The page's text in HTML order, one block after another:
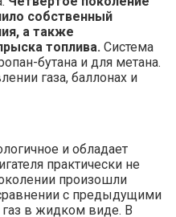
собственный
а также
топлива. Система
бутана и для метана.
газа, баллонах и
и обладает
практически не
произошли
с предыдущими
в жидком виде. В